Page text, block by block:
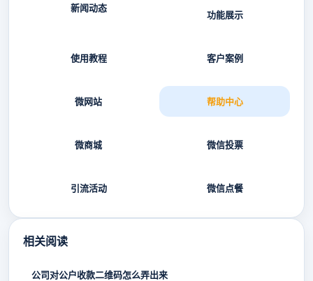
新闻动态
功能展示
使用教程 客户案例
微网站 帮助中心
微商城 微信投票
引流活动 微信点餐
相关阅读
公司对公户收款二维码怎么弄出来